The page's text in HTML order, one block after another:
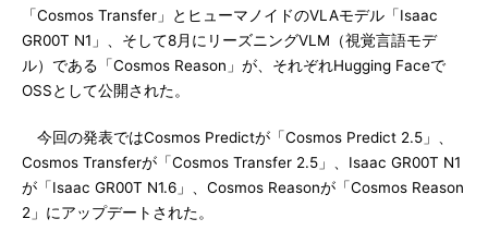
「Cosmos Transfer」とヒューマノイドのVLAモデル「Isaac
GR00T N1」、そして8月にリーズニングVLM（視覚言語モデ
ル）である「Cosmos Reason」が、それぞれHugging Faceで
OSSとして公開された。
今回の発表ではCosmos Predictが「Cosmos Predict 2.5」、
Cosmos Transferが「Cosmos Transfer 2.5」、Isaac GR00T N1
が「Isaac GR00T N1.6」、Cosmos Reasonが「Cosmos Reason
2」にアップデートされた。